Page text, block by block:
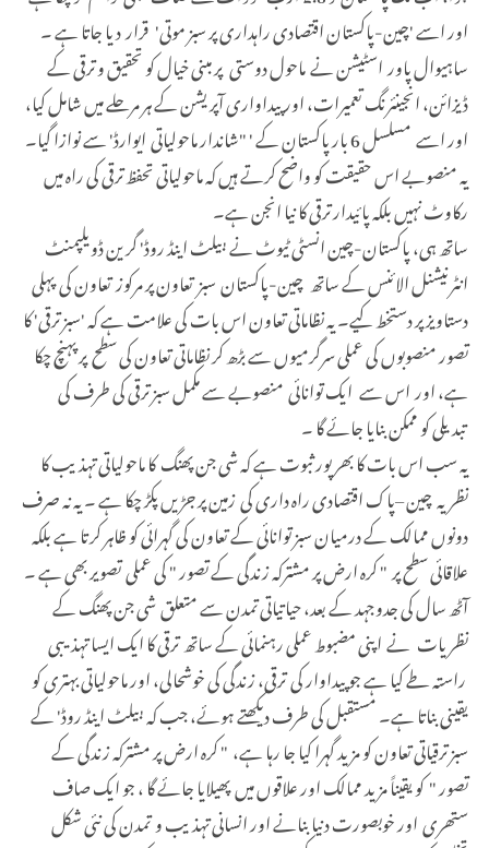
اور اسے 'چین-پاکستان اقتصادی راہداری پر سبز موتی' قرار دیا جاتا ہے ۔
ساہیوال پاور اسٹیشن نے ماحول دوستی پر مبنی خیال کو تحقیق و ترقی کے
ڈیزائن، انجینئرنگ تعمیرات، اور پیداواری آپریشن کے ہر مرحلے میں شامل کیا،
اور اسے مسلسل 6 بار پاکستان کے ' "شاندار ماحولیاتی ایوارڈ' سے نوازا گیا۔
یہ منصوبے اس حقیقت کو واضح کرتے ہیں کہ ماحولیاتی تحفظ ترقی کی راہ میں
رکاوٹ نہیں بلکہ پائیدار ترقی کا نیا انجن ہے۔
ساتھ ہی، پاکستان-چین انسٹی ٹیوٹ نے 'بیلٹ اینڈ روڈ' گرین ڈویلپمنٹ
انٹرنیشنل الائنس کے ساتھ چین-پاکستان سبز تعاون پر مرکوز تعاون کی پہلی
دستاویز پر دستخط کیے۔ یہ نظاماتی تعاون اس بات کی علامت ہے کہ 'سبز ترقی' کا
تصور منصوبوں کی عملی سرگرمیوں سے بڑھ کر نظاماتی تعاون کی سطح پر پہنچ چکا
ہے، اور اس سے ایک توانائی منصوبے سے مکمل سبز ترقی کی طرف کی
تبدیلی کو ممکن بنایا جائے گا ۔
یہ سب اس بات کا بھرپور ثبوت ہے کہ شی جن پھنگ کا ماحولیاتی تہذیب کا
نظریہ چین –پاک اقتصادی راہ داری کی زمین پر جڑیں پکڑ چکا ہے ۔ یہ نہ صرف
دونوں ممالک کے درمیان سبز توانائی کے تعاون کی گہرائی کو ظاہر کرتا ہے بلکہ
علاقائی سطح پر " کرہ ارض پر مشترکہ زندگی کے تصور " کی عملی تصویر بھی ہے ۔
آٹھ سال کی جدوجہد کے بعد، حیاتیاتی تمدن سے متعلق شی جن پھنگ کے
نظریات نے اپنی مضبوط عملی رہنمائی کے ساتھ ترقی کا ایک ایسا تہذیبی
راستہ طے کیا ہے جو پیداوار کی ترقی، زندگی کی خوشحالی، اور ماحولیاتی بہتری کو
یقینی بناتا ہے۔ مستقبل کی طرف دیکھتے ہوئے، جب کہ 'بیلٹ اینڈ روڈ' کے
سبز ترقیاتی تعاون کو مزید گہرا کیا جا رہا ہے، " کرہ ارض پر مشترکہ زندگی کے
تصور " کو یقیناً مزید ممالک اور علاقوں میں پھیلایا جائے گا ، جو ایک صاف
ستھری اور خوبصورت دنیا بنانے اور انسانی تہذیب و تمدن کی نئی شکل